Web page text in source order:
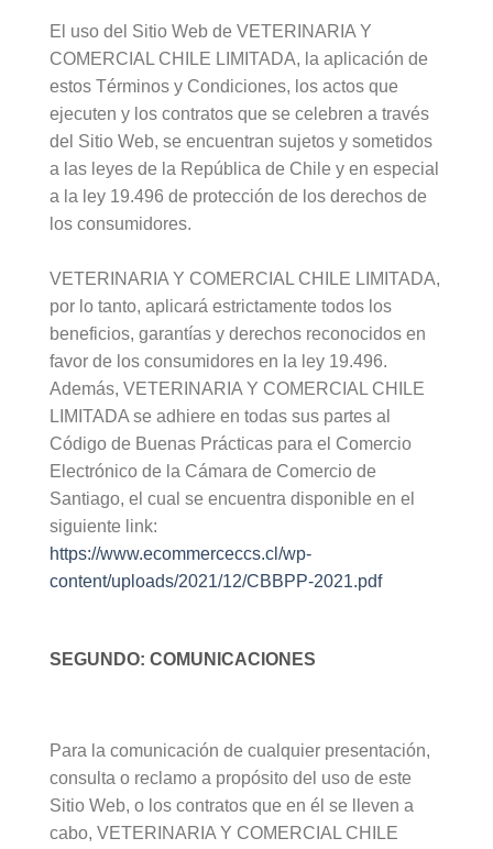
El uso del Sitio Web de VETERINARIA Y
COMERCIAL CHILE LIMITADA, la aplicación de
estos Términos y Condiciones, los actos que
ejecuten y los contratos que se celebren a través
del Sitio Web, se encuentran sujetos y sometidos
a las leyes de la República de Chile y en especial
a la ley 19.496 de protección de los derechos de
los consumidores.
VETERINARIA Y COMERCIAL CHILE LIMITADA,
por lo tanto, aplicará estrictamente todos los
beneficios, garantías y derechos reconocidos en
favor de los consumidores en la ley 19.496.
Además, VETERINARIA Y COMERCIAL CHILE
LIMITADA se adhiere en todas sus partes al
Código de Buenas Prácticas para el Comercio
Electrónico de la Cámara de Comercio de
Santiago, el cual se encuentra disponible en el
siguiente link:
https://www.ecommerceccs.cl/wp-
content/uploads/2021/12/CBBPP-2021.pdf
SEGUNDO: COMUNICACIONES
Para la comunicación de cualquier presentación,
consulta o reclamo a propósito del uso de este
Sitio Web, o los contratos que en él se lleven a
cabo, VETERINARIA Y COMERCIAL CHILE